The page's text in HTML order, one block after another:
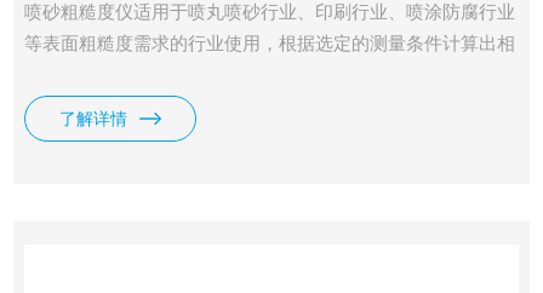
喷砂粗糙度仪适用于喷丸喷砂行业、印刷行业、喷涂防腐行业
等表面粗糙度需求的行业使用，根据选定的测量条件计算出相
了解详情